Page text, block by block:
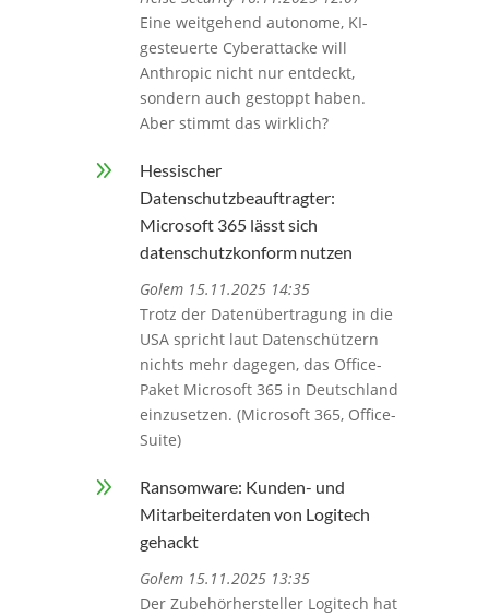
Eine weitgehend autonome, KI-
gesteuerte Cyberattacke will
Anthropic nicht nur entdeckt,
sondern auch gestoppt haben.
Aber stimmt das wirklich?
9
Hessischer
Datenschutzbeauftragter:
Microsoft 365 lässt sich
datenschutzkonform nutzen
Golem 15.11.2025 14:35
Trotz der Datenübertragung in die
USA spricht laut Datenschützern
nichts mehr dagegen, das Office-
Paket Microsoft 365 in Deutschland
einzusetzen. (Microsoft 365, Office-
Suite)
9
Ransomware: Kunden- und
Mitarbeiterdaten von Logitech
gehackt
Golem 15.11.2025 13:35
Der Zubehörhersteller Logitech hat